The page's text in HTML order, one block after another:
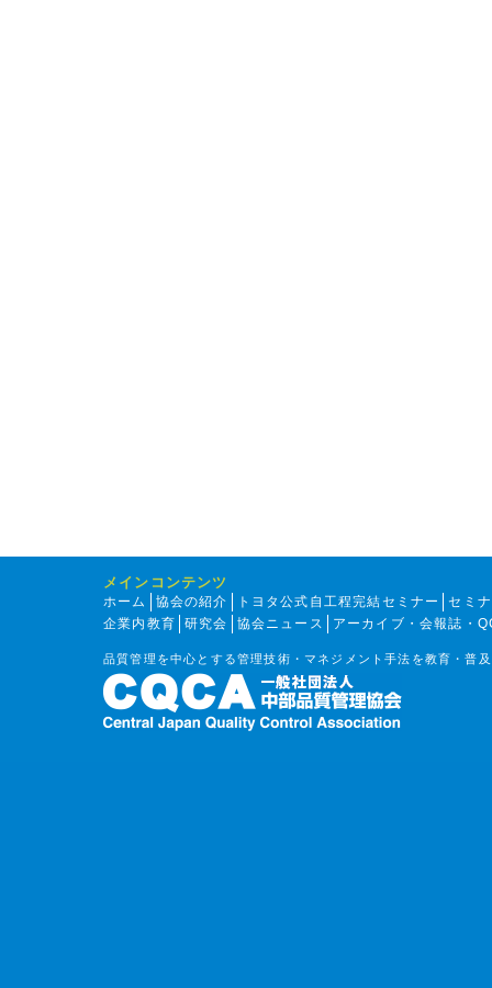
メインコンテンツ
ホーム 協会の紹介 トヨタ公式自工程完結セミナー
セミ
企業内教育
研究会 協会ニュース アーカイブ・会報誌・
品質管理を中心とする管理技術・マネジメント手法を教育・普